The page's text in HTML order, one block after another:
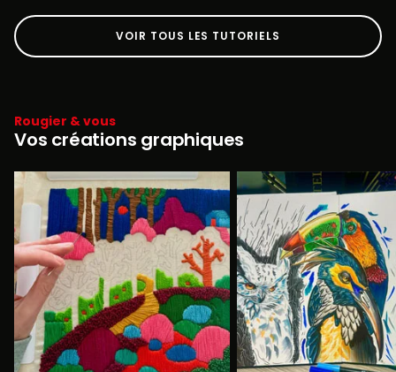
VOIR TOUS LES TUTORIELS
Rougier & vous
Vos créations graphiques